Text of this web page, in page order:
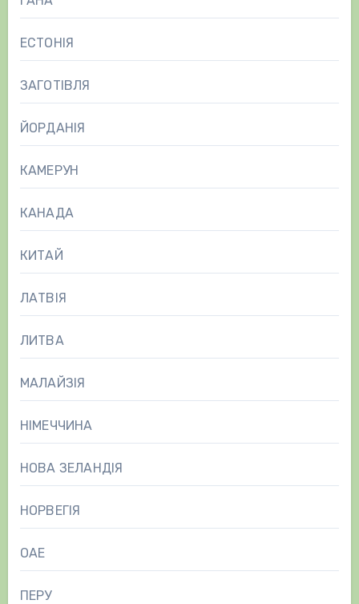
ЕСТОНІЯ
ЗАГОТІВЛЯ
ЙОРДАНІЯ
КАМЕРУН
КАНАДА
КИТАЙ
ЛАТВІЯ
ЛИТВА
МАЛАЙЗІЯ
НІМЕЧЧИНА
НОВА ЗЕЛАНДІЯ
НОРВЕГІЯ
ОАЕ
ПЕРУ